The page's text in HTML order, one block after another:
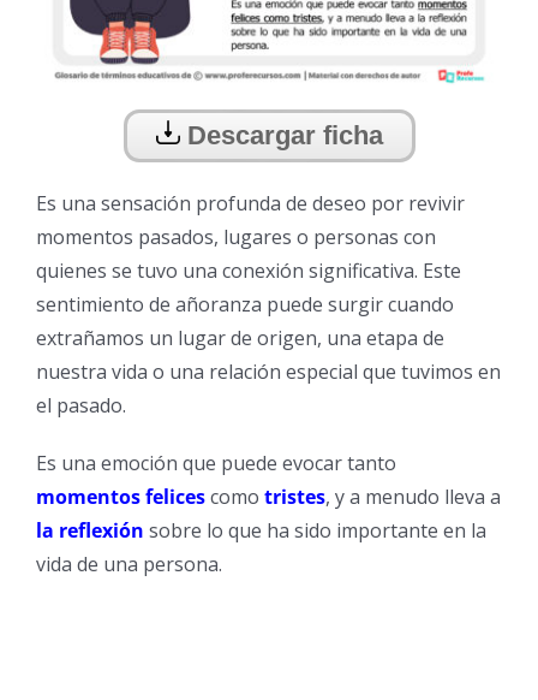
Descargar ficha
Es una sensación profunda de deseo por revivir
momentos pasados, lugares o personas con
quienes se tuvo una conexión significativa. Este
sentimiento de añoranza puede surgir cuando
extrañamos un lugar de origen, una etapa de
nuestra vida o una relación especial que tuvimos en
el pasado.
Es una emoción que puede evocar tanto
momentos felicescomo tristes, y a menudo lleva a
la reflexión sobre lo que ha sido importante en la
vida de una persona.